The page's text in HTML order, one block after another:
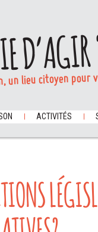
un lieu citoyen
ACTIVITÉS